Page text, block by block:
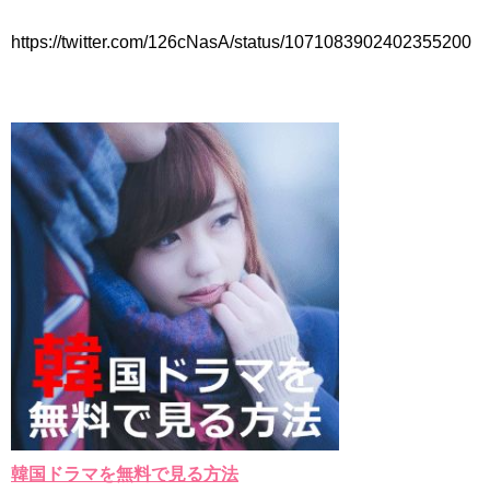
https://twitter.com/126cNasA/status/1071083902402355200
韓国ドラマを無料で見る方法